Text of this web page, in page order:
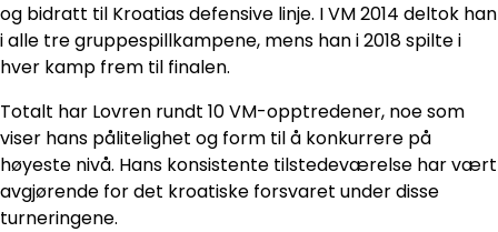
og bidratt til Kroatias defensive linje. I VM 2014 deltok han
i alle tre gruppespillkampene, mens han i 2018 spilte i
hver kamp frem til finalen.
Totalt har Lovren rundt 10 VM-opptredener, noe som
viser hans pålitelighet og form til å konkurrere på
høyeste nivå. Hans konsistente tilstedeværelse har vært
avgjørende for det kroatiske forsvaret under disse
turneringene.